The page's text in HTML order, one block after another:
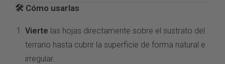
🛠️ Cómo usarlas
Vierte las hojas directamente sobre el sustrato del
terrario hasta cubrir la superficie de forma natural e
irregular.